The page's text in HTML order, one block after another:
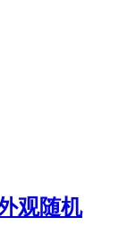
观随机